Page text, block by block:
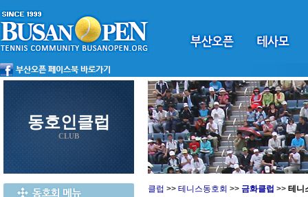
동호인클럽
CLUB
클럽 >> 테니스동호회 >> 금화클럽 >> 테니